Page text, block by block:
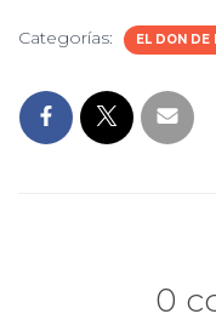
Categorías: EL DON DE
0